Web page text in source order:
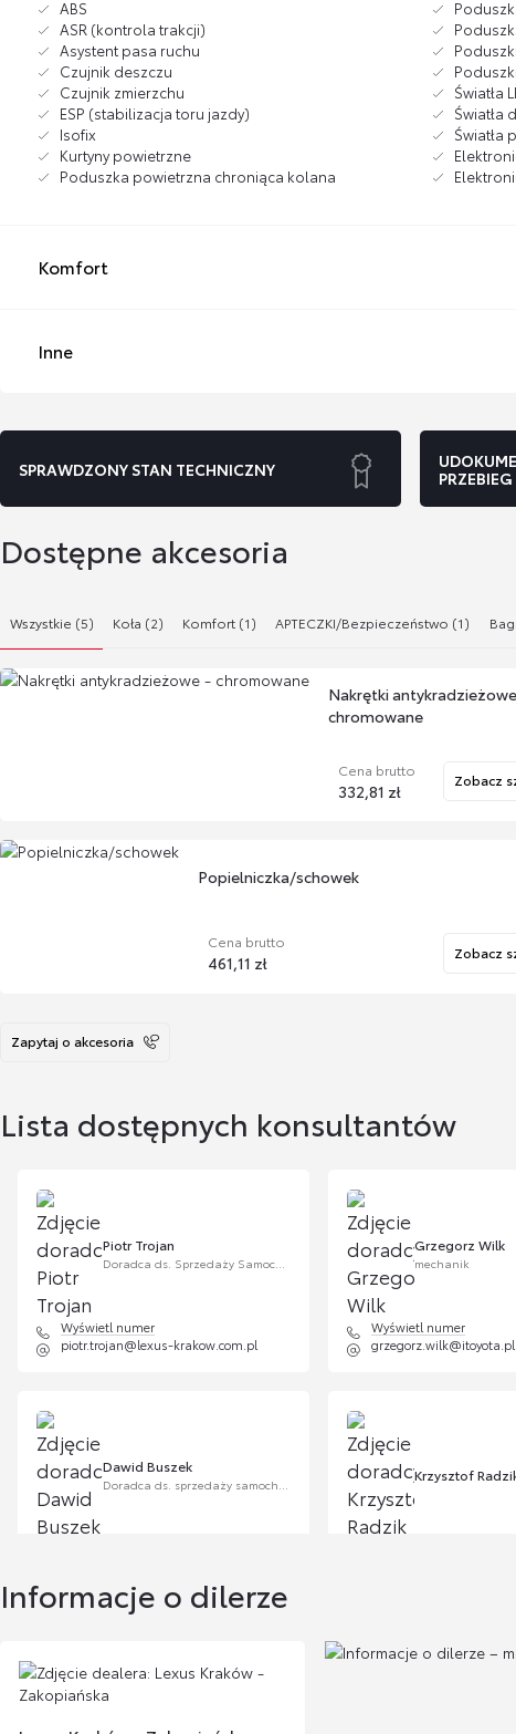
ABS
ASR (kontrola trakcji)
Asystent pasa ruchu
Czujnik deszczu
Czujnik zmierzchu
ESP (stabilizacja toru jazdy)
Isofix
Kurtyny powietrzne
Poduszka powietrzna chroniąca kolana
Światła
Światła
Światła
Komfort
Inne
SPRAWDZONY STAN TECHNICZNY
PRZEBIEG
Dostępne akcesoria
Wszystkie (5) Koła (2) Komfort (1) APTECZKI/Bezpieczeństwo (1)
Nakrętki
chromowane
Cena brutto
332,81 zł
Zobacz
Popielniczka/schowek
Cena brutto
461,11 zł
Zobacz
Organizer
Cena brutto
459,82 zł
Zobacz
Zapytaj o akcesoria
Lista dostępnych konsultantów
Piotr Trojan
Doradca ds. Sprzedaży Samochodów Używanych
Wyświetl numer
piotr.trojan@lexus-krakow.com.pl
Grzegorz Wilk
mechanik
Wyświetl numer
grzegorz.wilk@itoyota.pl
Dawid Buszek
Doradca ds. sprzedaży samochodów używanych
Krzysztof
Informacje o dilerze